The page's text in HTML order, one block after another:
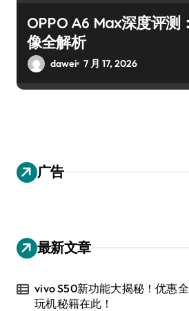
OPPO A6 Max深度评测
像全解析
dawei 7 月 17, 2026
广告
最新文章
vivo S50新功能大揭秘！优惠
玩机秘籍在此！